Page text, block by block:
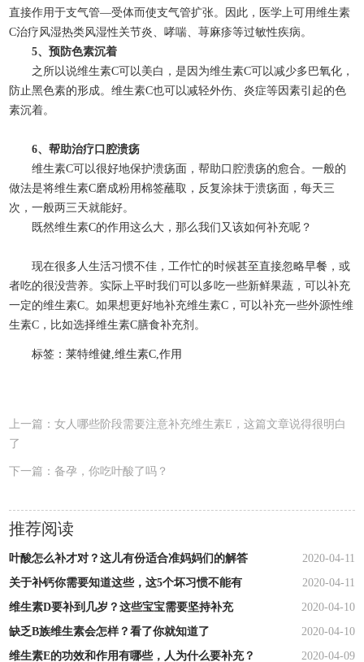
直接作用于支气管—受体而使支气管扩张。因此，医学上可用维生素
C治疗风湿热类风湿性关节炎、哮喘、荨麻疹等过敏性疾病。
5、预防色素沉着
之所以说维生素C可以美白，是因为维生素C可以减少多巴氧化，
防止黑色素的形成。维生素C也可以减轻外伤、炎症等因素引起的色
素沉着。
6、帮助治疗口腔溃疡
维生素C可以很好地保护溃疡面，帮助口腔溃疡的愈合。一般的
做法是将维生素C磨成粉用棉签蘸取，反复涂抹于溃疡面，每天三
次，一般两三天就能好。
既然维生素C的作用这么大，那么我们又该如何补充呢？
现在很多人生活习惯不佳，工作忙的时候甚至直接忽略早餐，或
者吃的很没营养。实际上平时我们可以多吃一些新鲜果蔬，可以补充
一定的维生素C。如果想更好地补充维生素C，可以补充一些外源性维
生素C，比如选择维生素C膳食补充剂。
标签：莱特维健,维生素C,作用
上一篇：女人哪些阶段需要注意补充维生素E，这篇文章说得很明白
了
下一篇： 备孕，你吃叶酸了吗？
推荐阅读
2020-04-11
叶酸怎么补才对？这儿有份适合准妈妈们的解答
2020-04-11
关于补钙你需要知道这些，这5个坏习惯不能有
2020-04-10
维生素D要补到几岁？这些宝宝需要坚持补充
2020-04-10
缺乏B族维生素会怎样？看了你就知道了
2020-04-09
维生素E的功效和作用有哪些，人为什么要补充？